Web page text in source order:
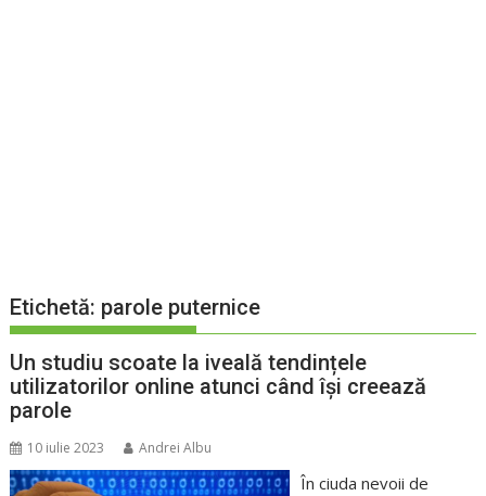
Etichetă: parole puternice
Un studiu scoate la iveală tendințele
utilizatorilor online atunci când își creează
parole
10 iulie 2023 Andrei Albu
În ciuda nevoii de